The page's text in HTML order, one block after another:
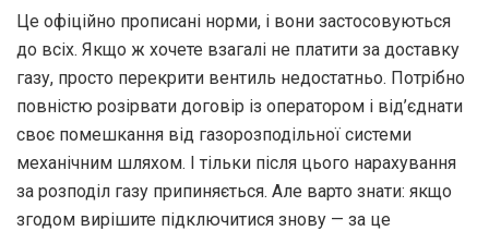
Це офіційно прописані норми, і вони застосовуються
до всіх. Якщо ж хочете взагалі не платити за доставку
газу, просто перекрити вентиль недостатньо. Потрібно
повністю розірвати договір із оператором і від’єднати
своє помешкання від газорозподільної системи
механічним шляхом. І тільки після цього нарахування
за розподіл газу припиняється. Але варто знати: якщо
згодом вирішите підключитися знову — за це